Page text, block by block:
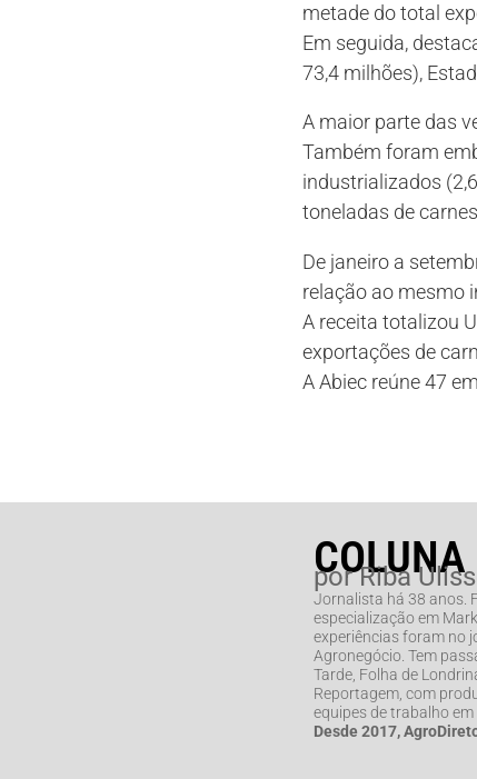
metade do total
Em seguida,
73,4 milhões),
A maior parte das
Também foram
industrializados
toneladas de
De janeiro a
relação ao mesmo
A receita totalizou
exportações de
A Abiec reúne 47
por Riba
Jornalista há 38 anos.
especialização em
experiências foram no
Agronegócio. Tem
Tarde, Folha de
Reportagem, com
equipes de trabalho
Desde 2017,